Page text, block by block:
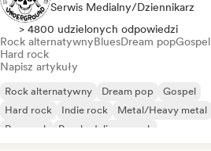
Serwis Medialny/Dziennikarz
> 4800 udzielonych odpowiedzi
Rock alternatywnyBluesDream popGospel
Hard rock
Napisz artykuły
Rock alternatywny Dream pop
Gospel
Hard rock
Indie rock
Metal/Heavy metal
Pop punk
Psychedeliczny rock